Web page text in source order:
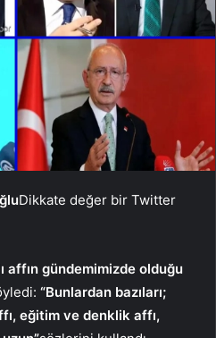
Dikkate değer bir Twitter
affın gündemimizde olduğu
“Bunlardan bazıları;
eğitim ve denklik affı,